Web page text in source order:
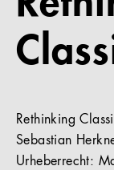
Rethinking
Sebastian
Urheberrecht: